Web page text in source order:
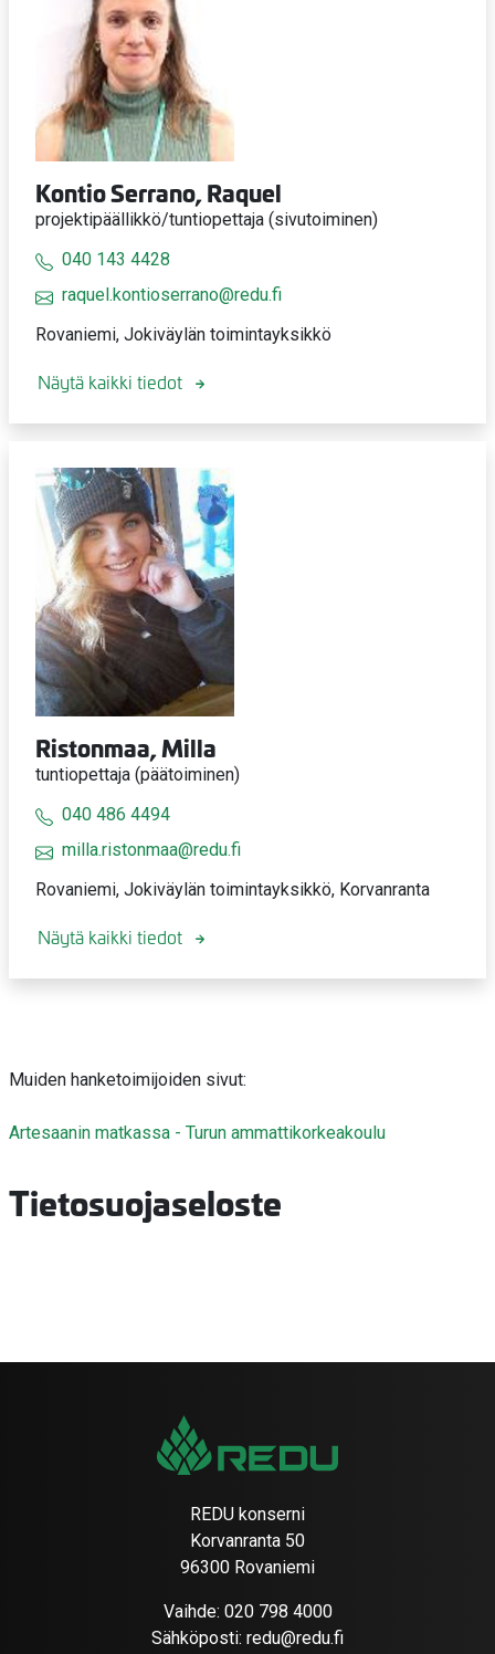
Kontio Serrano, Raquel
projektipäällikkö/tuntiopettaja (sivutoiminen)
040 143 4428
raquel.kontioserrano@redu.fi
Rovaniemi, Jokiväylän toimintayksikkö
Näytä kaikki tiedot
Ristonmaa, Milla
tuntiopettaja (päätoiminen)
040 486 4494
milla.ristonmaa@redu.fi
Rovaniemi, Jokiväylän toimintayksikkö, Korvanranta
Näytä kaikki tiedot
Muiden hanketoimijoiden sivut:
Artesaanin matkassa - Turun ammattikorkeakoulu
Tietosuojaseloste
REDU konserni
Korvanranta 50
96300 Rovaniemi
Vaihde: 020 798 4000
Sähköposti: redu@redu.fi